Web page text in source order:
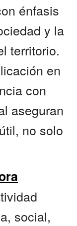
énfasis
y la
territorio.
en
con
aseguran
no solo
social,